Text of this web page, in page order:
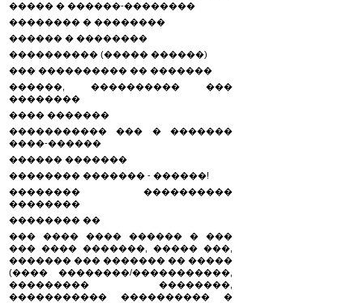
����� � ������-��������
�������� � ��������
������ � ��������
���������� (����� ������)
��� ���������� �� �������
������, ���������� ���
��������
���� �������
����������� ��� � �������
����-������
������ �������
�������� ������� - ������!
�������� ����������
��������
�������� ��
��� ���� ���� ������ � ���
��� ���� �������, ����� ���,
������� ��� ������� �� �����
(���� ��������/�����������,
��������� ��������,
����������� ���������� �